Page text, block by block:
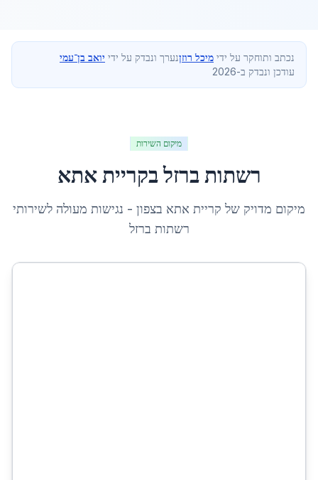
נכתב ותוחקר על ידי מיכל רוזןנערך ונבדק על ידי יואב בן־עמי
עודכן ונבדק ב-2026
מיקום השירות
רשתות ברזלבקריית אתא
מיקום מדויק של קריית אתא בצפון - נגישות מעולה לשירותי
רשתות ברזל